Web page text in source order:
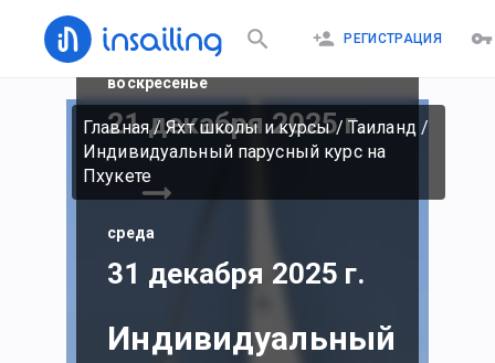
РЕГИСТРАЦИЯ
Главная/Яхт школы и курсы/ Таиланд/
Индивидуальный парусный курс на
Пхукете
воскресенье
21 декабря 2025 г.
среда
31 декабря 2025 г.
Индивидуальный